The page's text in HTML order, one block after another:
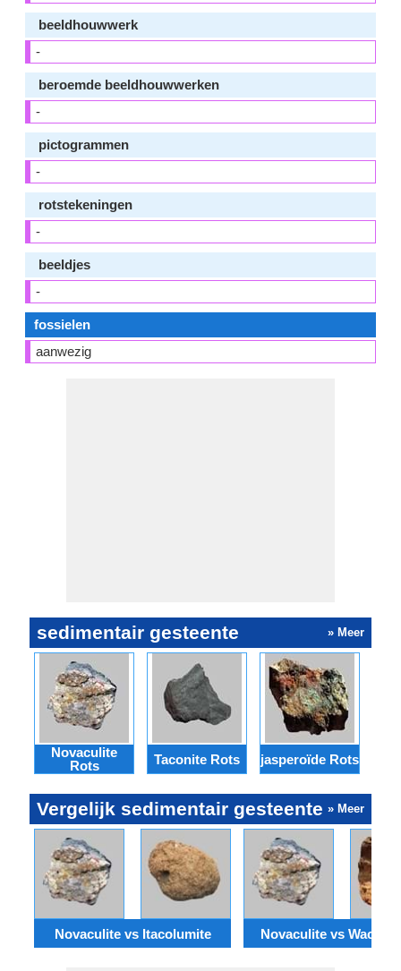
beeldhouwwerk
-
beroemde beeldhouwwerken
-
pictogrammen
-
rotstekeningen
-
beeldjes
-
fossielen
aanwezig
sedimentair gesteente » Meer
Novaculite
Rots
Taconite Rots jasperoïde Rots
Vergelijk sedimentair gesteente » Meer
Novaculite vs Itacolumite Novaculite vs